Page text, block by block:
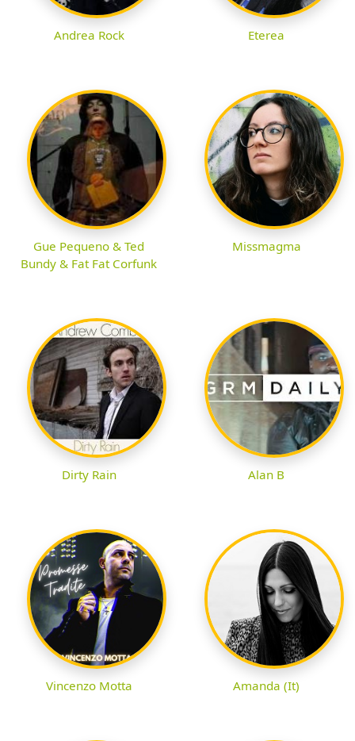
Andrea Rock Eterea
Gue Pequeno & Ted
Bundy & Fat Fat Corfunk
Missmagma
Dirty Rain Alan B
Vincenzo Motta Amanda (It)